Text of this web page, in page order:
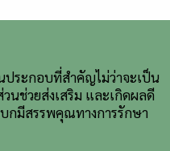
ระกอบที่สำคัญไม่ว่าจะเป็น
นช่วยส่งเสริม และเกิดผลดี
กมีสรรพคุณทางการรักษา